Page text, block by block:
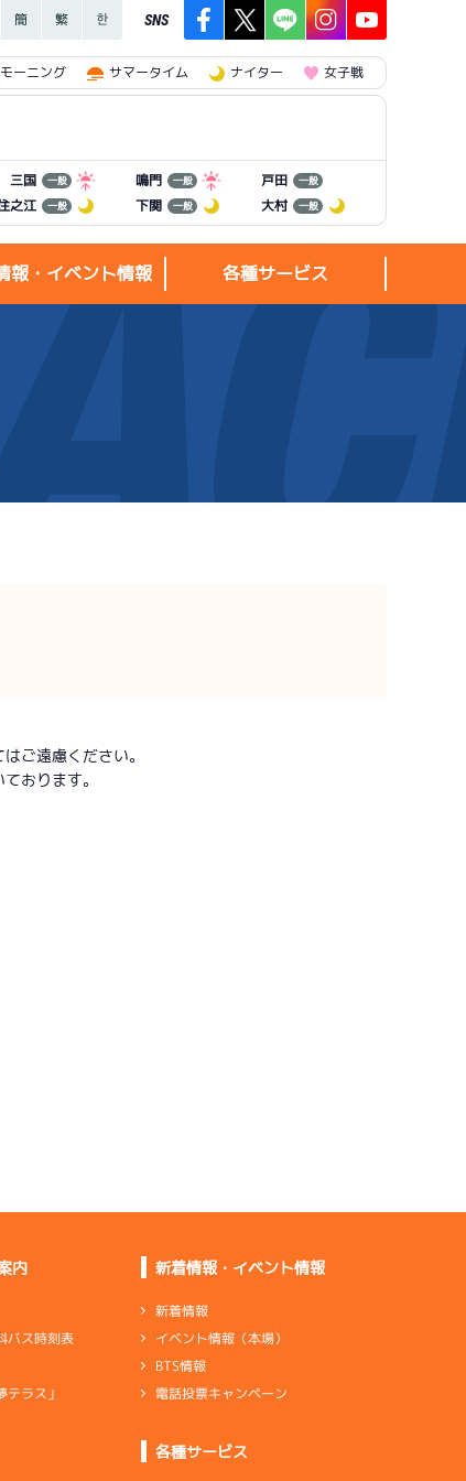
SNS
モーニング サマータイム ナイター 女子戦
三国 一般 鳴門 一般 戸田 一般
之江 一般 下関 一般 大村 一般
BTS金峰
報・イベント情報
話投票キャンペーン
各種サービス
ご遠慮ください。
おります。
内
バス時刻表
ラス」
新着情報・イベント情報
新着情報
イベント情報（本場）
BTS情報
電話投票キャンペーン
各種サービス